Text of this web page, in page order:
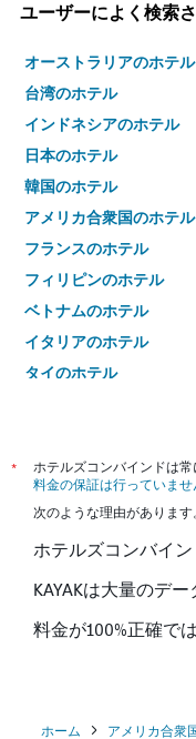
ユーザーによく検索
オーストラリアのホテル
台湾のホテル
インドネシアのホテル
日本のホテル
韓国のホテル
アメリカ合衆国のホテル
フランスのホテル
フィリピンのホテル
ベトナムのホテル
イタリアのホテル
タイのホテル
*
ホテルズコンバインドは常
料金の保証は行っていませ
次のような理由があります
ホテルズコンバイ
KAYAKは大量のデ
料金が100%正確で
ホーム アメリカ合衆